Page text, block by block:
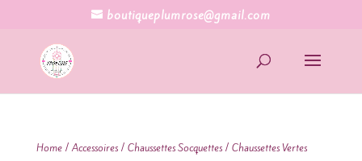
boutiqueplumrose@gmail.com
Home/Accessoires/ Chaussettes Socquettes/ Chaussettes Vertes